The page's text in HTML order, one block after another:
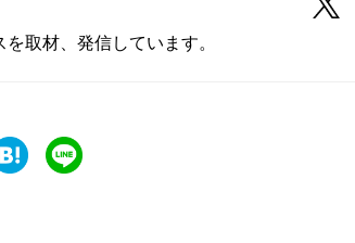
取材、発信しています。